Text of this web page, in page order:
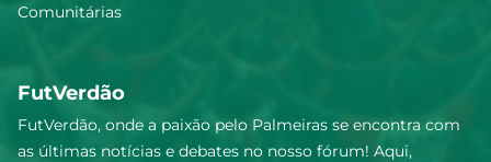
Comunitárias
FutVerdão
FutVerdão, onde a paixão pelo Palmeiras se encontra com
as últimas notícias e debates no nosso fórum! Aqui,